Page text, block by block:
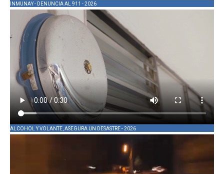
INMUNAY - DENUNCIA AL 911 - 2026
ALCOHOL Y VOLANTE, ASEGURA UN DESASTRE - 2026